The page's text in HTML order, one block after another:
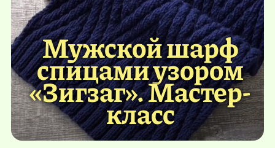
Мужской шарф
спицами узором
«Зигзаг». Мастер-
класс